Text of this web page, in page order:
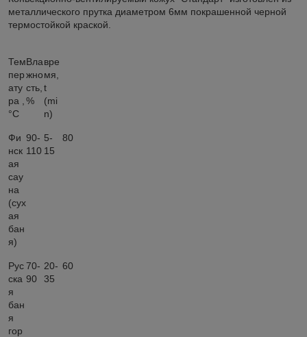
металлического прутка диаметром 6мм покрашенной черной
термостойкой краской.
Тем
пер
ату
ра ,
°С
Вла
жно
сть,
%
вре
мя,
t
(mi
n)
Фи
нск
ая
сау
на
(сух
ая
бан
я)
90-
110
5-
15
80
Рус
ска
я
бан
я
гор
70-
90
20-
35
60